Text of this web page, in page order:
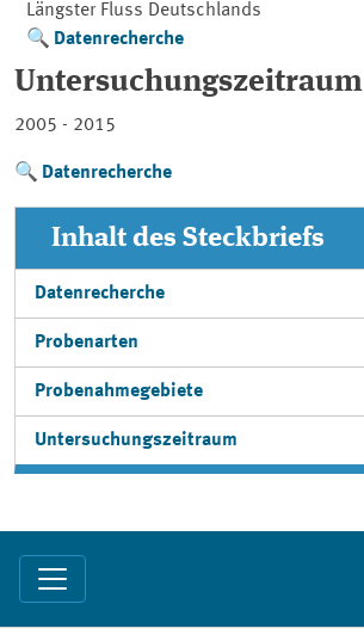
Längster Fluss Deutschlands
Datenrecherche
Untersuchungszeitraum
2005 - 2015
Datenrecherche
Inhalt des Steckbriefs
Datenrecherche
Probenarten
Probenahmegebiete
Untersuchungszeitraum